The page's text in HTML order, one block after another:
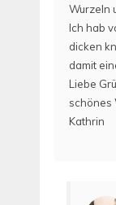
Wurzeln
Ich hab
dicken
damit
Liebe
schönes
Kathrin